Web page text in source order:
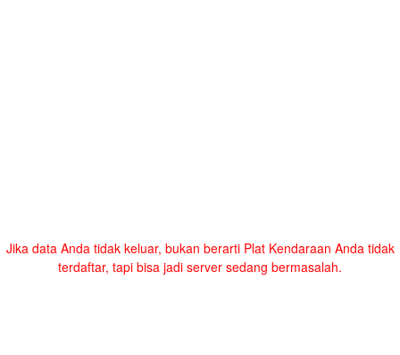
Jika data Anda tidak keluar, bukan berarti Plat Kendaraan Anda tidak
terdaftar, tapi bisa jadi server sedang bermasalah.